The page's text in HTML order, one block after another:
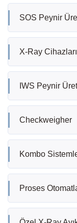
SOS Peynir
X-Ray Cihazları
IWS Peynir
Checkweigher
Kombo
Proses